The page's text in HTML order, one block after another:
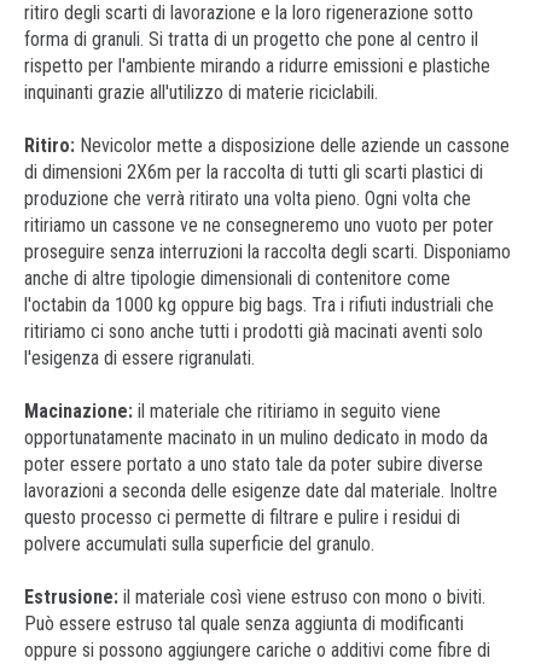
ritiro degli scarti di lavorazione e la loro rigenerazione sotto
forma di granuli. Si tratta di un progetto che pone al centro il
rispetto per l'ambiente mirando a ridurre emissioni e plastiche
inquinanti grazie all'utilizzo di materie riciclabili.
Ritiro: Nevicolor mette a disposizione delle aziende un cassone
di dimensioni 2X6m per la raccolta di tutti gli scarti plastici di
produzione che verrà ritirato una volta pieno. Ogni volta che
ritiriamo un cassone ve ne consegneremo uno vuoto per poter
proseguire senza interruzioni la raccolta degli scarti. Disponiamo
anche di altre tipologie dimensionali di contenitore come
l'octabin da 1000 kg oppure big bags. Tra i rifiuti industriali che
ritiriamo ci sono anche tutti i prodotti già macinati aventi solo
l'esigenza di essere rigranulati.
Macinazione: il materiale che ritiriamo in seguito viene
opportunatamente macinato in un mulino dedicato in modo da
poter essere portato a uno stato tale da poter subire diverse
lavorazioni a seconda delle esigenze date dal materiale. Inoltre
questo processo ci permette di filtrare e pulire i residui di
polvere accumulati sulla superficie del granulo.
Estrusione: il materiale così viene estruso con mono o biviti.
Può essere estruso tal quale senza aggiunta di modificanti
oppure si possono aggiungere cariche o additivi come fibre di